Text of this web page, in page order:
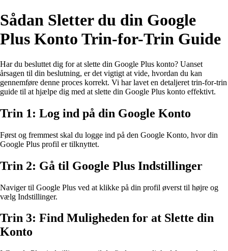
Sådan Sletter du din Google
Plus Konto Trin-for-Trin Guide
Har du besluttet dig for at slette din Google Plus konto? Uanset
årsagen til din beslutning, er det vigtigt at vide, hvordan du kan
gennemføre denne proces korrekt. Vi har lavet en detaljeret trin-for-trin
guide til at hjælpe dig med at slette din Google Plus konto effektivt.
Trin 1: Log ind på din Google Konto
Først og fremmest skal du logge ind på den Google Konto, hvor din
Google Plus profil er tilknyttet.
Trin 2: Gå til Google Plus Indstillinger
Naviger til Google Plus ved at klikke på din profil øverst til højre og
vælg Indstillinger.
Trin 3: Find Muligheden for at Slette din
Konto